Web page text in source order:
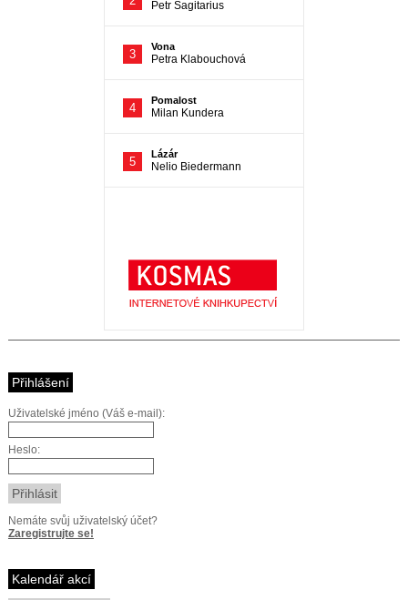
Přihlášení
Uživatelské jméno (Váš e-mail):
Heslo:
Nemáte svůj uživatelský účet?
Zaregistrujte se!
Kalendář akcí